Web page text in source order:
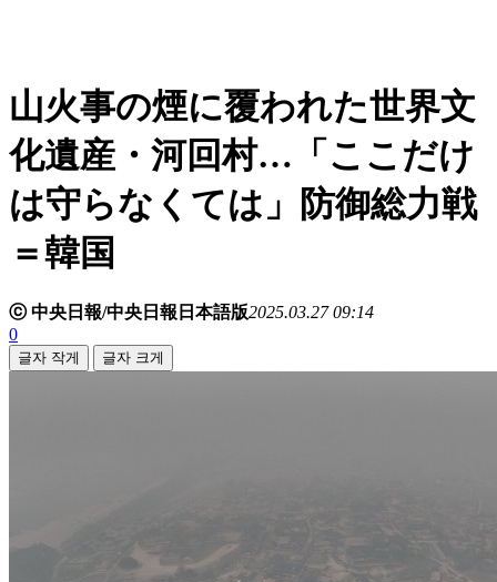
山火事の煙に覆われた世界文
化遺産・河回村…「ここだけ
は守らなくては」防御総力戦
＝韓国
ⓒ 中央日報/中央日報日本語版2025.03.27 09:14
0
글자 작게 글자 크게